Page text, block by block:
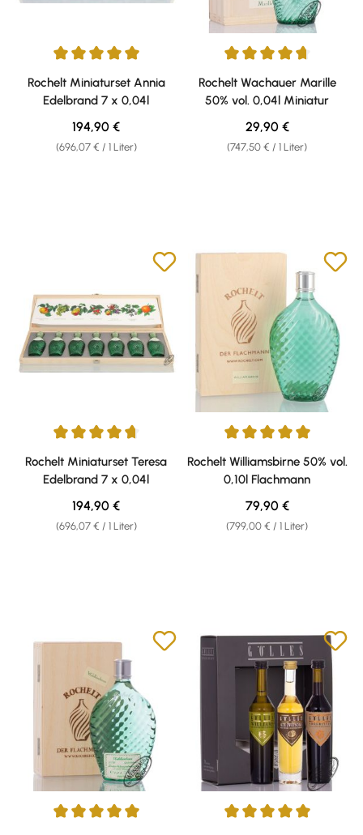
Durchschnittliche Bewertung von 5 von 5 Sternen
Rochelt Miniaturset Annia
Edelbrand 7 x 0,04l
(696,07 € / 1 Liter)
Regulärer Preis:
194,90 €
Durchschnittliche Bewertung
Rochelt Wachauer Marille
50% vol. 0,04l Miniatur
(747,50 € / 1 Liter)
Regulärer Preis:
29,90 €
Durchschnittliche Bewertung von 4.67 von 5 Sternen
Rochelt Miniaturset Teresa
Edelbrand 7 x 0,04l
(696,07 € / 1 Liter)
Regulärer Preis:
194,90 €
Durchschnittliche Bewertung
Rochelt Williamsbirne 50% vol.
0,10l Flachmann
(799,00 € / 1 Liter)
Regulärer Preis:
79,90 €